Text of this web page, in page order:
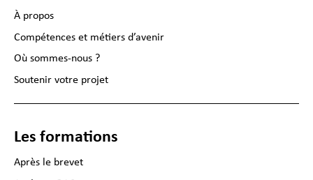
À propos
Compétences et métiers d’avenir
Où sommes-nous ?
Soutenir votre projet
Les formations
Après le brevet